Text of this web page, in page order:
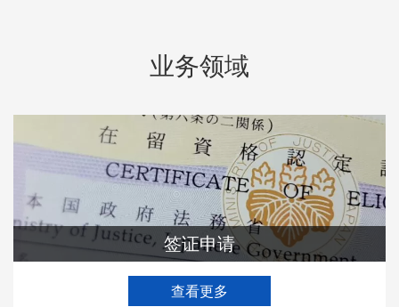
业务领域
签证申请
查看更多